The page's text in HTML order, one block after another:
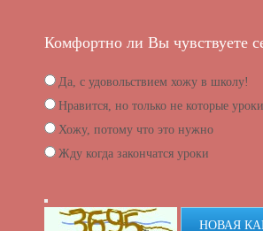
Комфортно ли Вы чувствуете
Да, с удовольствием хожу в школу!
Нравится, но только не которые уроки
Хожу, потому что это нужно
Жду когда закончатся уроки
НОВАЯ